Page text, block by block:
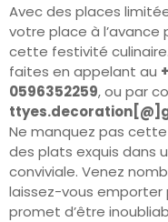
Avec des places
votre place à
cette festivité
faites en appelant au
0596352259, ou par
Ne manquez pas
des plats exquis dans
conviviale. Venez
laissez-vous emporter
promet d’être